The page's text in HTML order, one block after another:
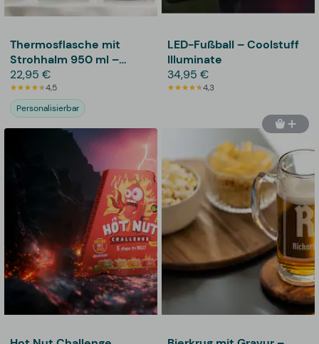
Thermosflasche mit
Strohhalm 950 ml –
Personalisierte Gravur
22,95 €
4,5
Personalisierbar
LED-Fußball – Coolstuff
Illuminate
34,95 €
4,3